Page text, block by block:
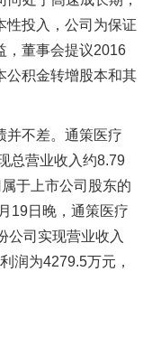
性投入，公司为保证
，董事会提议2016
公积金转增股本和其
并不差。通策医疗
总营业收入约8.79
于上市公司股东的
19日晚，通策医疗
公司实现营业收入
润为4279.5万元，